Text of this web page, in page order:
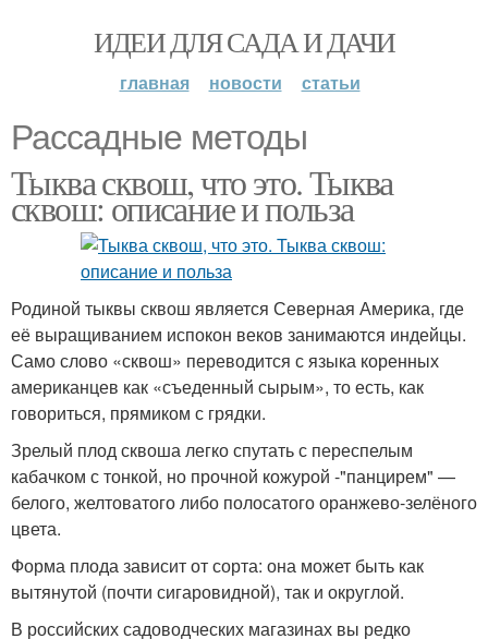
ИДЕИ ДЛЯ САДА И ДАЧИ
главная новости статьи
Рассадные методы
Тыква сквош, что это. Тыква
сквош: описание и польза
Родиной тыквы сквош является Северная Америка, где
её выращиванием испокон веков занимаются индейцы.
Само слово «сквош» переводится с языка коренных
американцев как «съеденный сырым», то есть, как
говориться, прямиком с грядки.
Зрелый плод сквоша легко спутать с переспелым
кабачком с тонкой, но прочной кожурой -"панцирем" —
белого, желтоватого либо полосатого оранжево-зелёного
цвета.
Форма плода зависит от сорта: она может быть как
вытянутой (почти сигаровидной), так и округлой.
В российских садоводческих магазинах вы редко